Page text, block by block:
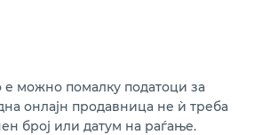
е можно помалку податоци за
онлајн продавница не ѝ треба
број или датум на раѓање.